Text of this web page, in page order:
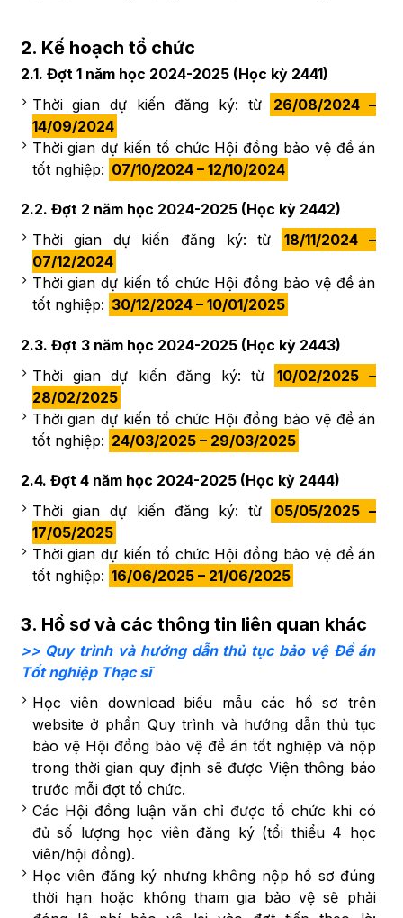
2. Kế hoạch tổ chức
2.1. Đợt 1 năm học 2024-2025 (Học kỳ 2441)
Thời gian dự kiến đăng ký: từ
26/08/2024 –
14/09/2024
Thời gian dự kiến tổ chức Hội đồng bảo vệ đề án
tốt nghiệp: 07/10/2024 – 12/10/2024
2.2. Đợt 2 năm học 2024-2025 (Học kỳ 2442)
Thời gian dự kiến đăng ký: từ
18/11/2024 –
07/12/2024
Thời gian dự kiến tổ chức Hội đồng bảo vệ đề án
tốt nghiệp: 30/12/2024 – 10/01/2025
2.3. Đợt 3 năm học 2024-2025 (Học kỳ 2443)
Thời gian dự kiến đăng ký: từ
10/02/2025 –
28/02/2025
Thời gian dự kiến tổ chức Hội đồng bảo vệ đề án
tốt nghiệp: 24/03/2025 – 29/03/2025
2.4. Đợt 4 năm học 2024-2025 (Học kỳ 2444)
Thời gian dự kiến đăng ký: từ
05/05/2025 –
17/05/2025
Thời gian dự kiến tổ chức Hội đồng bảo vệ đề án
tốt nghiệp: 16/06/2025 – 21/06/2025
3. Hồ sơ và các thông tin liên quan khác
>> Quy trình và hướng dẫn thủ tục bảo vệ Đề án
Tốt nghiệp Thạc sĩ
Học viên download biểu mẫu các hồ sơ trên
website ở phần Quy trình và hướng dẫn thủ tục
bảo vệ Hội đồng bảo vệ đề án tốt nghiệp và nộp
trong thời gian quy định sẽ được Viện thông báo
trước mỗi đợt tổ chức.
Các Hội đồng luận văn chỉ được tổ chức khi có
đủ số lượng học viên đăng ký (tổi thiểu 4 học
viên/hội đồng).
Học viên đăng ký nhưng không nộp hồ sơ đúng
thời hạn hoặc không tham gia bảo vệ sẽ phải